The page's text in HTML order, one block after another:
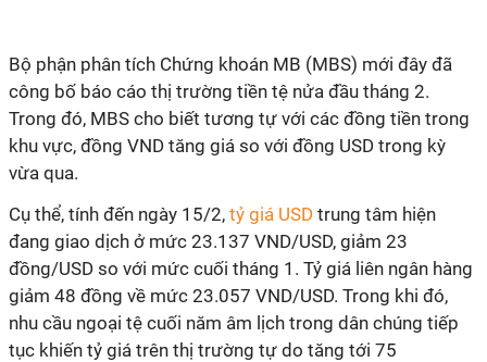
Bộ phận phân tích Chứng khoán MB (MBS) mới đây đã
công bố báo cáo thị trường tiền tệ nửa đầu tháng 2.
Trong đó, MBS cho biết tương tự với các đồng tiền trong
khu vực, đồng VND tăng giá so với đồng USD trong kỳ
vừa qua.
Cụ thể, tính đến ngày 15/2, tỷ giá USD trung tâm hiện
đang giao dịch ở mức 23.137 VND/USD, giảm 23
đồng/USD so với mức cuối tháng 1. Tỷ giá liên ngân hàng
giảm 48 đồng về mức 23.057 VND/USD. Trong khi đó,
nhu cầu ngoại tệ cuối năm âm lịch trong dân chúng tiếp
tục khiến tỷ giá trên thị trường tự do tăng tới 75